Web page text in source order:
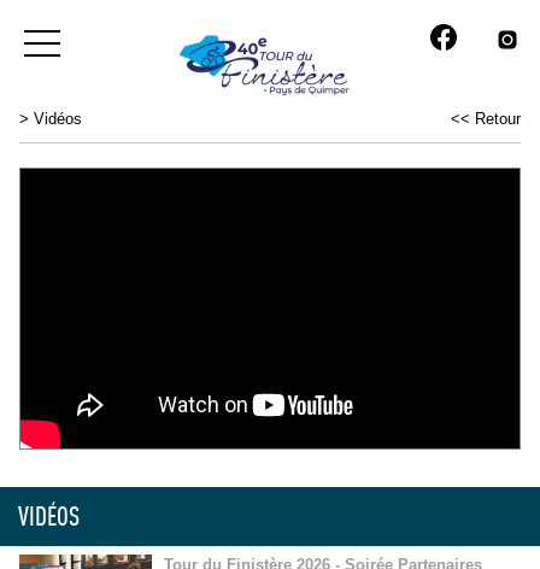
> Vidéos << Retour
VIDÉOS
Tour du Finistère 2026 - Soirée Partenaires